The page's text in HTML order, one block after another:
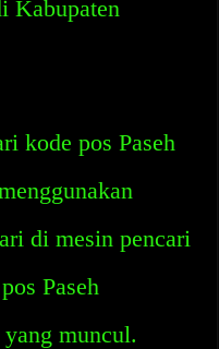
Kabupaten
kode pos Paseh
di mesin pencari
Paseh
muncul.